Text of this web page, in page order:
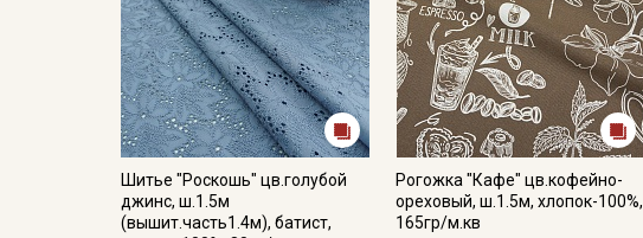
Шитье "Роскошь" цв.голубой
джинс, ш.1.5м
(вышит.часть1.4м), батист,
Рогожка "Кафе" цв.кофейно-
ореховый, ш.1.5м, хлопок-100%,
165гр/м.кв